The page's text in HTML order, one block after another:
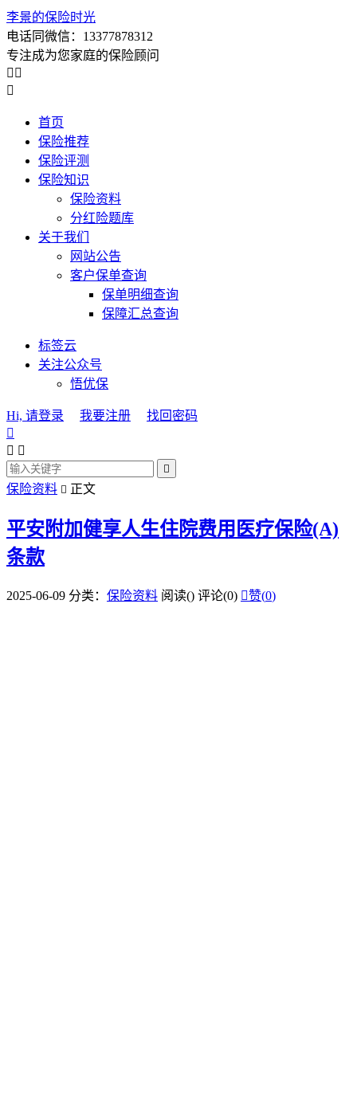
李景的保险时光
电话同微信：13377878312
专注成为您家庭的保险顾问
 

首页
保险推荐
保险评测
保险知识
保险资料
分红险题库
关于我们
网站公告
客户保单查询
保单明细查询
保障汇总查询
标签云
关注公众号
悟优保
Hi, 请登录 我要注册
找回密码

 

保险资料  正文
平安附加健享人生住院费用医疗保险(A)
条款
2025-06-09 分类： 保险资料 阅读() 评论(0) 赞(0)